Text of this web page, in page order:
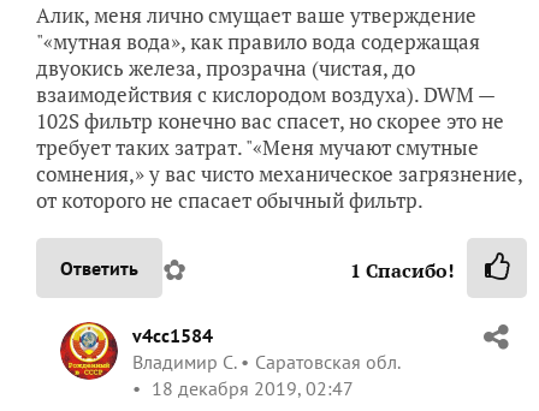
Алик, меня лично смущает ваше утверждение
"«мутная вода», как правило вода содержащая
двуокись железа, прозрачна (чистая, до
взаимодействия с кислородом воздуха). DWM —
102S фильтр конечно вас спасет, но скорее это не
требует таких затрат. "«Меня мучают смутные
сомнения,» у вас чисто механическое загрязнение,
от которого не спасает обычный фильтр.
Ответить ✿ 1 Спасибо!
v4cc1584
Владимир С.
Саратовская обл.
18 декабря 2019, 02:47